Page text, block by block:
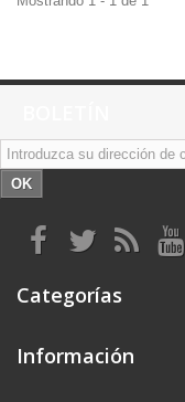
OK
Categorías
Información